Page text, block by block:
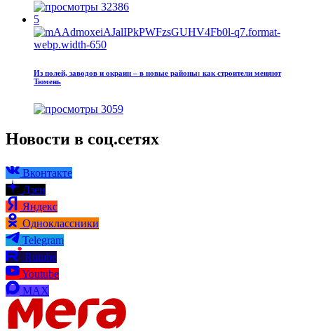
32386
5
Из полей, заводов и окраин – в новые районы: как строители меняют
Тюмень
3059
Новости в соц.сетях
Вконтакте
Дзен
Яндекс
Одноклассники
Telegram
Rutube
Youtube
MAX